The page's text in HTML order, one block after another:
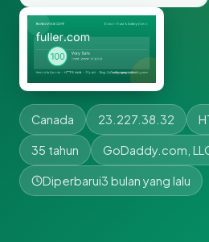
Canada 23.227.38.32
35 tahun GoDaddy.com,
Diperbarui3 bulan yang lalu